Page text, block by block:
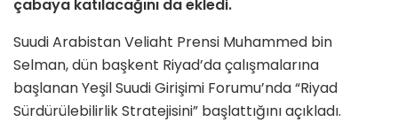
çabaya katılacağını da ekledi.
Suudi Arabistan Veliaht Prensi Muhammed bin
Selman, dün başkent Riyad’da çalışmalarına
başlanan Yeşil Suudi Girişimi Forumu’nda “Riyad
Sürdürülebilirlik Stratejisini” başlattığını açıkladı.